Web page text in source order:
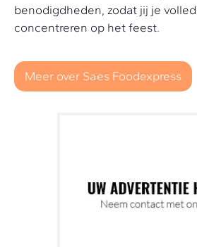
benodigdheden, zodat jij je
concentreren op het feest.
Meer over Saes Foodexpress